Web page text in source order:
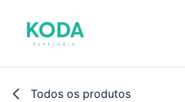
Todos os produtos